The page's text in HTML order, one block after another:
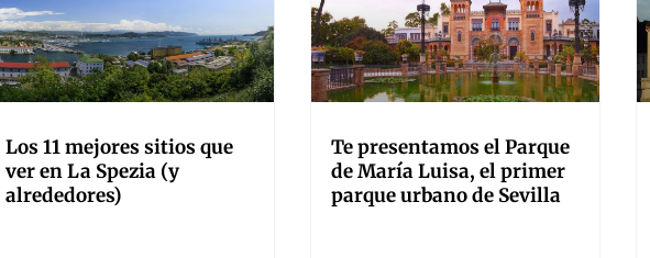
Los 11 mejores sitios que
ver en La Spezia (y
alrededores)
Te presentamos el Parque
de María Luisa, el primer
parque urbano de Sevilla